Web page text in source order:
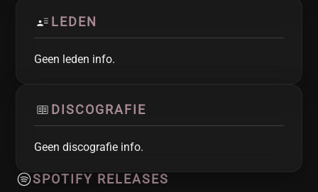
LEDEN
Geen leden info.
DISCOGRAFIE
Geen discografie info.
SPOTIFY RELEASES